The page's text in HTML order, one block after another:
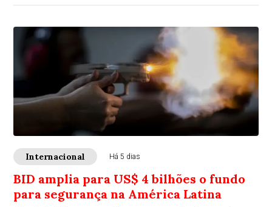
Internacional Há 5 dias
BID amplia para US$ 4 bilhões o fundo
para segurança na América Latina